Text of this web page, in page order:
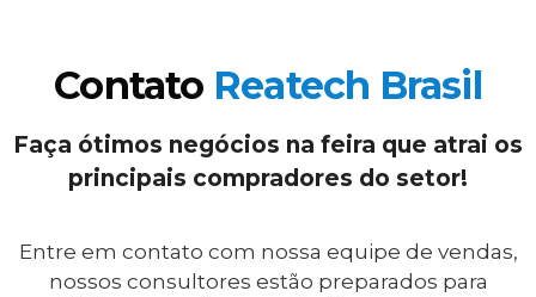
Contato Reatech Brasil
Faça ótimos negócios na feira que atrai os
principais compradores do setor!
Entre em contato com nossa equipe de vendas,
nossos consultores estão preparados para